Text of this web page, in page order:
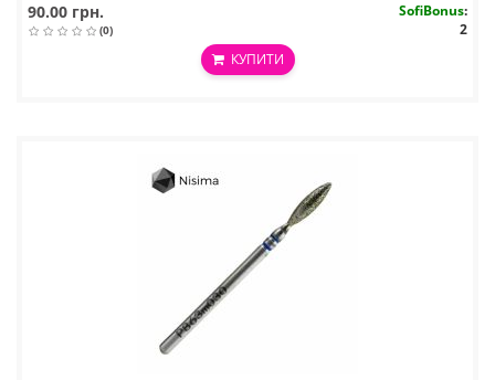
90.00 грн.
(0)
SofiBonus:
2
КУПИТИ